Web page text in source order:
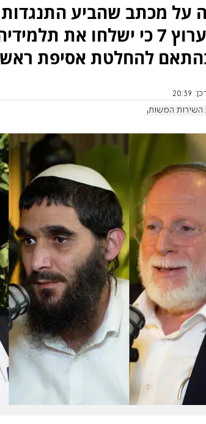
על מכתב שהביע
ישיבות הסדר הבהירו לערוץ 7 כי
להחלטת אסיפת
20:39
השירות המשותף